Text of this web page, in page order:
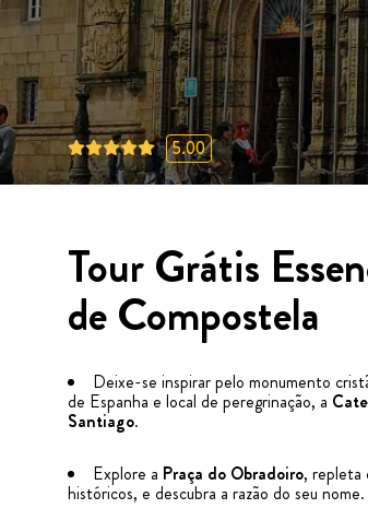
5.00
Tour Grátis
de Compostela
Deixe-se inspirar pelo monumento
de Espanha e local de peregrinação, a
Santiago.
Explore a Praça do Obradoiro, repleta
históricos, e descubra a razão do seu nome.